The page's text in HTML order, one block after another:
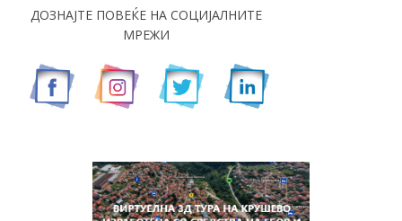
ДОЗНАЈТЕ ПОВЕЌЕ НА СОЦИЈАЛНИТЕ
МРЕЖИ